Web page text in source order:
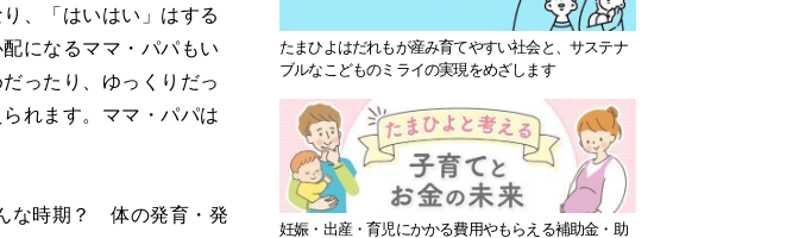
、「はいはい」はする
になるママ・パパもい
ったり、ゆっくりだっ
れます。ママ・パパは
な時期？ 体の発育・発
たまひよはだれもが産み育てやすい社会と、サステナ
ブルなこどものミライの実現をめざします
妊娠・出産・育児にかかる費用やもらえる補助金・助